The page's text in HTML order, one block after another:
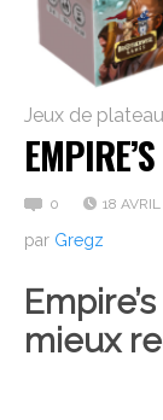
Jeux de plateau
0 18
par Gregz
mieux